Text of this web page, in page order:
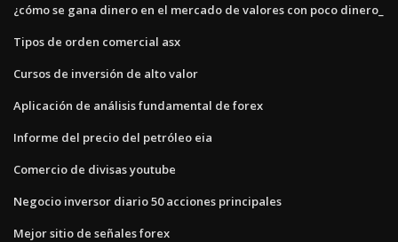
¿cómo se gana dinero en el mercado de valores con poco dinero_
Tipos de orden comercial asx
Cursos de inversión de alto valor
Aplicación de análisis fundamental de forex
Informe del precio del petróleo eia
Comercio de divisas youtube
Negocio inversor diario 50 acciones principales
Mejor sitio de señales forex